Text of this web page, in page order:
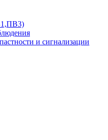
и сигнализации